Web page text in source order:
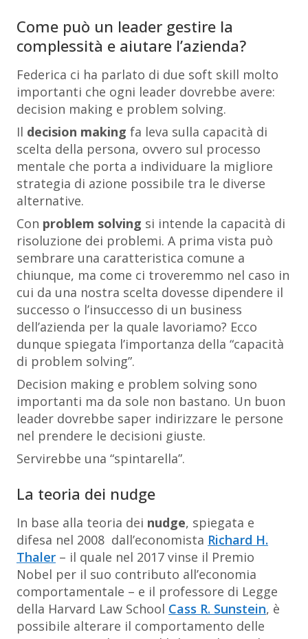
Come può un leader gestire la
complessità e aiutare l’azienda?
Federica ci ha parlato di due soft skill molto
importanti che ogni leader dovrebbe avere:
decision making e problem solving.
Il decision making fa leva sulla capacità di
scelta della persona, ovvero sul processo
mentale che porta a individuare la migliore
strategia di azione possibile tra le diverse
alternative.
Con problem solving si intende la capacità di
risoluzione dei problemi. A prima vista può
sembrare una caratteristica comune a
chiunque, ma come ci troveremmo nel caso in
cui da una nostra scelta dovesse dipendere il
successo o l’insuccesso di un business
dell’azienda per la quale lavoriamo? Ecco
dunque spiegata l’importanza della “capacità
di problem solving”.
Decision making e problem solving sono
importanti ma da sole non bastano. Un buon
leader dovrebbe saper indirizzare le persone
nel prendere le decisioni giuste.
Servirebbe una “spintarella”.
La teoria dei nudge
In base alla teoria dei nudge, spiegata e
difesa nel 2008 dall’economista Richard H.
Thaler – il quale nel 2017 vinse il Premio
Nobel per il suo contributo all’economia
comportamentale – e il professore di Legge
della Harvard Law School Cass R. Sunstein, è
possibile alterare il comportamento delle